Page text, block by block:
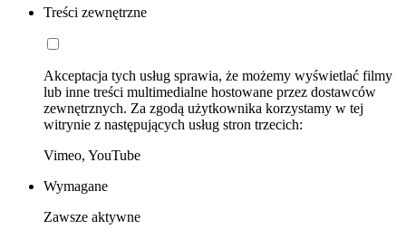
Treści zewnętrzne
Akceptacja tych usług sprawia, że możemy wyświetlać filmy
lub inne treści multimedialne hostowane przez dostawców
zewnętrznych. Za zgodą użytkownika korzystamy w tej
witrynie z następujących usług stron trzecich:
Vimeo, YouTube
Wymagane
Zawsze aktywne